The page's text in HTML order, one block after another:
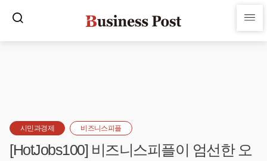
시민과경제 비즈니스피플
[HotJobs100] 비즈니스피플이 엄선한 오